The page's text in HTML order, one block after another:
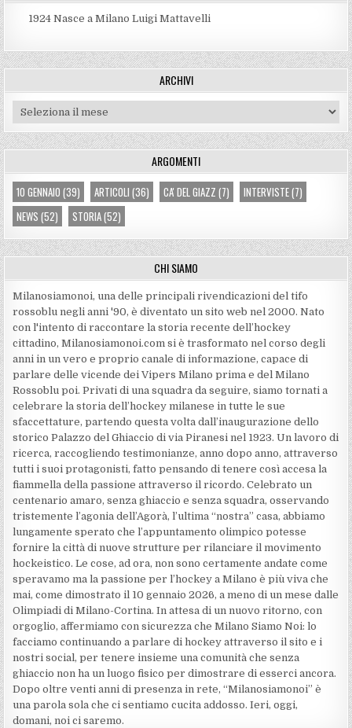
1924 Nasce a Milano Luigi Mattavelli
ARCHIVI
Archivi
ARGOMENTI
10 GENNAIO (39) ARTICOLI (36) CA' DEL GIAZZ (7) INTERVISTE(7)
NEWS (52) STORIA(52)
CHI SIAMO
Milanosiamonoi, una delle principali rivendicazioni del tifo
rossoblu negli anni '90, è diventato un sito web nel 2000. Nato
con l'intento di raccontare la storia recente dell’hockey
cittadino, Milanosiamonoi.com si è trasformato nel corso degli
anni in un vero e proprio canale di informazione, capace di
parlare delle vicende dei Vipers Milano prima e del Milano
Rossoblu poi. Privati di una squadra da seguire, siamo tornati a
celebrare la storia dell’hockey milanese in tutte le sue
sfaccettature, partendo questa volta dall’inaugurazione dello
storico Palazzo del Ghiaccio di via Piranesi nel 1923. Un lavoro di
ricerca, raccogliendo testimonianze, anno dopo anno, attraverso
tutti i suoi protagonisti, fatto pensando di tenere così accesa la
fiammella della passione attraverso il ricordo. Celebrato un
centenario amaro, senza ghiaccio e senza squadra, osservando
tristemente l’agonia dell’Agorà, l’ultima “nostra” casa, abbiamo
lungamente sperato che l’appuntamento olimpico potesse
fornire la città di nuove strutture per rilanciare il movimento
hockeistico. Le cose, ad ora, non sono certamente andate come
speravamo ma la passione per l’hockey a Milano è più viva che
mai, come dimostrato il 10 gennaio 2026, a meno di un mese dalle
Olimpiadi di Milano-Cortina. In attesa di un nuovo ritorno, con
orgoglio, affermiamo con sicurezza che Milano Siamo Noi: lo
facciamo continuando a parlare di hockey attraverso il sito e i
nostri social, per tenere insieme una comunità che senza
ghiaccio non ha un luogo fisico per dimostrare di esserci ancora.
Dopo oltre venti anni di presenza in rete, “Milanosiamonoi” è
una parola sola che ci sentiamo cucita addosso. Ieri, oggi,
domani, noi ci saremo.